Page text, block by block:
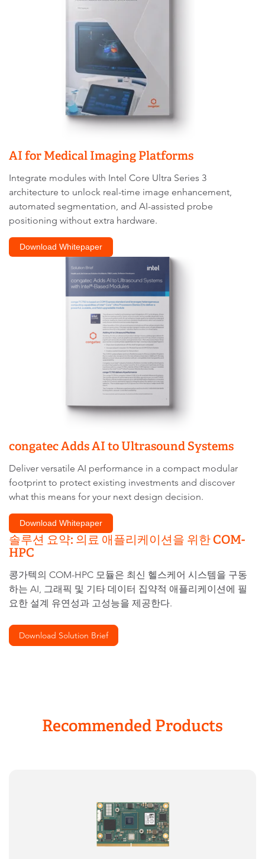
AI for Medical Imaging Platforms
Integrate modules with Intel Core Ultra Series 3
architecture to unlock real-time image enhancement,
automated segmentation, and AI-assisted probe
positioning without extra hardware.
Download Whitepaper
congatec Adds AI to Ultrasound Systems
Deliver versatile AI performance in a compact modular
footprint to protect existing investments and discover
what this means for your next design decision.
Download Whitepaper
솔루션 요약: 의료 애플리케이션을 위한 COM-
HPC
콩가텍의 COM-HPC 모듈은 최신 헬스케어 시스템을 구동
하는 AI, 그래픽 및 기타 데이터 집약적 애플리케이션에 필
요한 설계 유연성과 고성능을 제공한다.
Download Solution Brief
Recommended Products